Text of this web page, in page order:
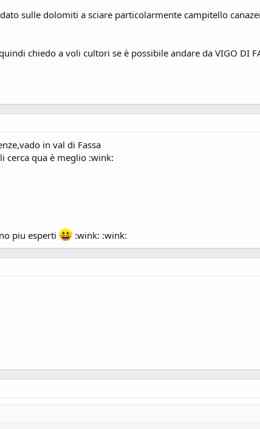
sulle dolomiti a sciare particolarmente campitello
chiedo a voli cultori se è possibile andare da VIGO DI
in val di Fassa
cerca qua è meglio :wink:
piu esperti :wink: :wink: